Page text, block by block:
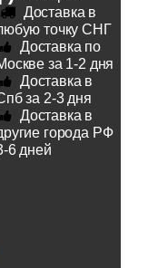
Доставка в
точку СНГ
Доставка по
за 1-2 дня
Доставка в
за 2-3 дня
Доставка в
города РФ
6 дней